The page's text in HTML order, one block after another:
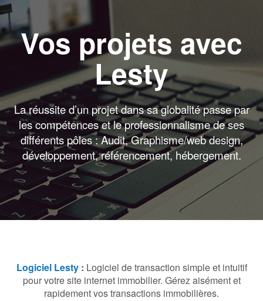
Vos projets avec
Lesty
La réussite d’un projet dans sa globalité passe par
les compétences et le professionnalisme de ses
différents pôles : Audit, Graphisme/web design,
développement, référencement, hébergement.
Logiciel Lesty: Logiciel de transaction simple et intuitif
pour votre site internet immobilier. Gérez aisément et
rapidement vos transactions immobilières.